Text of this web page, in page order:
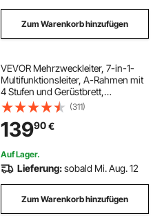
Zum Warenkorb hinzufügen
VEVOR Mehrzweckleiter, 7-in-1-
Multifunktionsleiter, A-Rahmen mit
4 Stufen und Gerüstbrett,
Teleskopleiter, Leitergerüst 4650
mm, strapazierfähig, 150 kg
Tragkraft, für den Außenbereich
(311)
13990€
Auf Lager.
Lieferung:sobald Mi. Aug. 12
Zum Warenkorb hinzufügen